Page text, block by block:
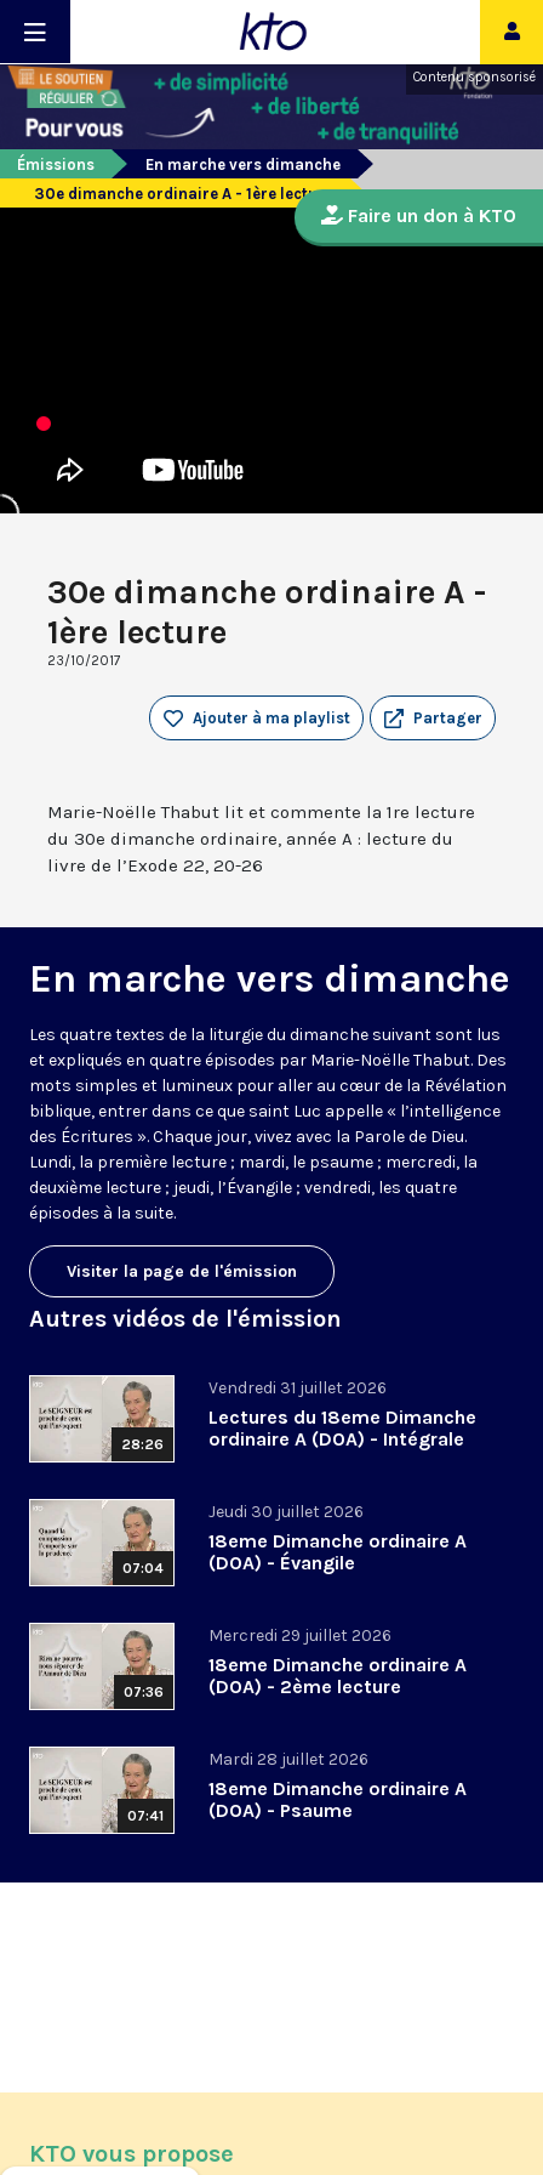
Contenu sponsorisé
Émissions
En marche vers dimanche
30e dimanche ordinaire A - 1ère lecture
30e dimanche ordinaire A -
1ère lecture
23/10/2017
Partager
Ajouter à ma playlist
Marie-Noëlle Thabut lit et commente la 1re lecture
du 30e dimanche ordinaire, année A : lecture du
livre de l’Exode 22, 20-26
En marche vers dimanche
Les quatre textes de la liturgie du dimanche suivant sont lus
et expliqués en quatre épisodes par Marie-Noëlle Thabut. Des
mots simples et lumineux pour aller au cœur de la Révélation
biblique, entrer dans ce que saint Luc appelle « l’intelligence
des Écritures ». Chaque jour, vivez avec la Parole de Dieu.
Lundi, la première lecture ; mardi, le psaume ; mercredi, la
deuxième lecture ; jeudi, l’Évangile ; vendredi, les quatre
épisodes à la suite.
Visiter la page de l'émission
Autres vidéos de l'émission
28:26
Vendredi 31 juillet 2026
Lectures du 18eme Dimanche
ordinaire A (DOA) - Intégrale
07:04
Jeudi 30 juillet 2026
18eme Dimanche ordinaire A
(DOA) - Évangile
07:36
Mercredi 29 juillet 2026
18eme Dimanche ordinaire A
(DOA) - 2ème lecture
07:41
Mardi 28 juillet 2026
18eme Dimanche ordinaire A
(DOA) - Psaume
Faire un don à KTO
KTO vous propose